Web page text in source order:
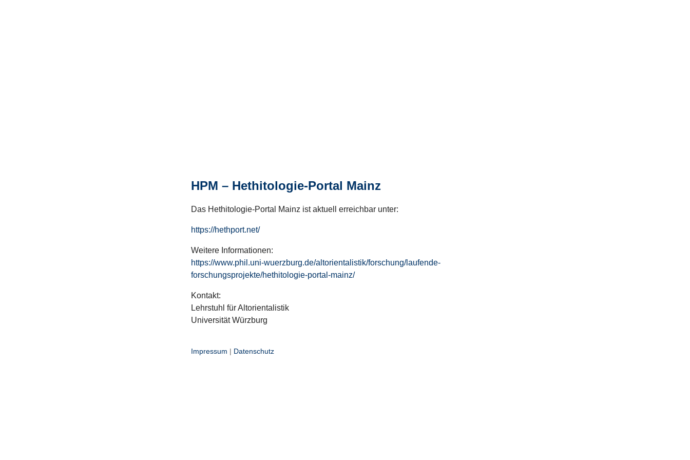
HPM – Hethitologie-Portal Mainz
Das Hethitologie-Portal Mainz ist aktuell erreichbar unter:
https://hethport.net/
Weitere Informationen:
https://www.phil.uni-wuerzburg.de/altorientalistik/forschung/laufende-
forschungsprojekte/hethitologie-portal-mainz/
Kontakt:
Lehrstuhl für Altorientalistik
Universität Würzburg
Impressum | Datenschutz